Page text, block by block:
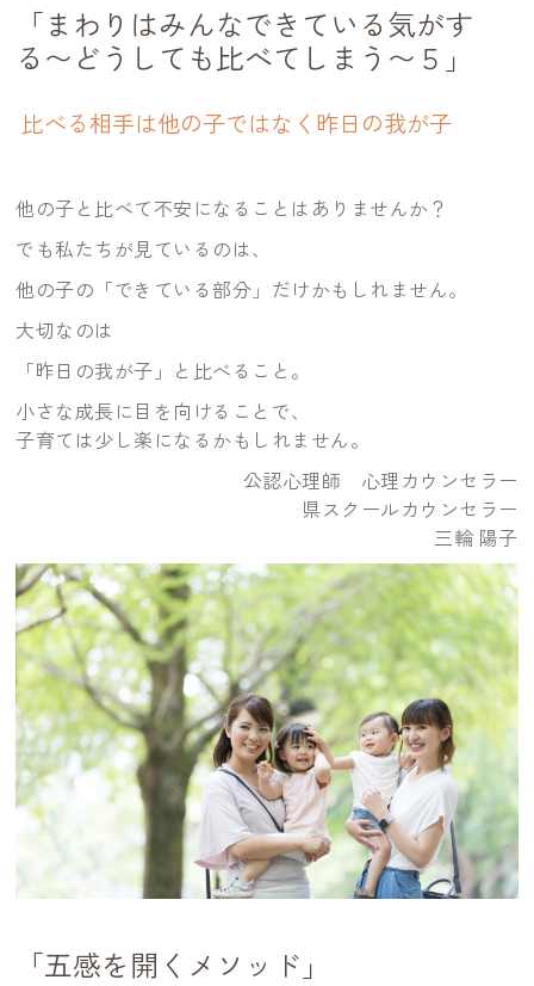
「まわりはみんなできている気がす
る〜どうしても比べてしまう〜５」
比べる相手は他の子ではなく昨日の我が子
他の子と比べて不安になることはありませんか？
でも私たちが見ているのは、
他の子の「できている部分」だけかもしれません。
大切なのは
「昨日の我が子」と比べること。
小さな成長に目を向けることで、
子育ては少し楽になるかもしれません。
公認心理師 心理カウンセラー
県スクールカウンセラー
三輪 陽子
「五感を開くメソッド」